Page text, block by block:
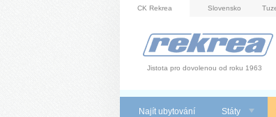
CK Rekrea Slovensko
Jistota pro dovolenou od roku 1963
Najít ubytování Státy